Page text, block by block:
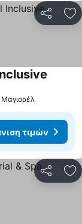
Μαγιορέλ
τιμών